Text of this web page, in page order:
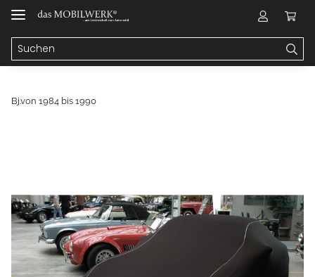
Bj.von 1984 bis 1990